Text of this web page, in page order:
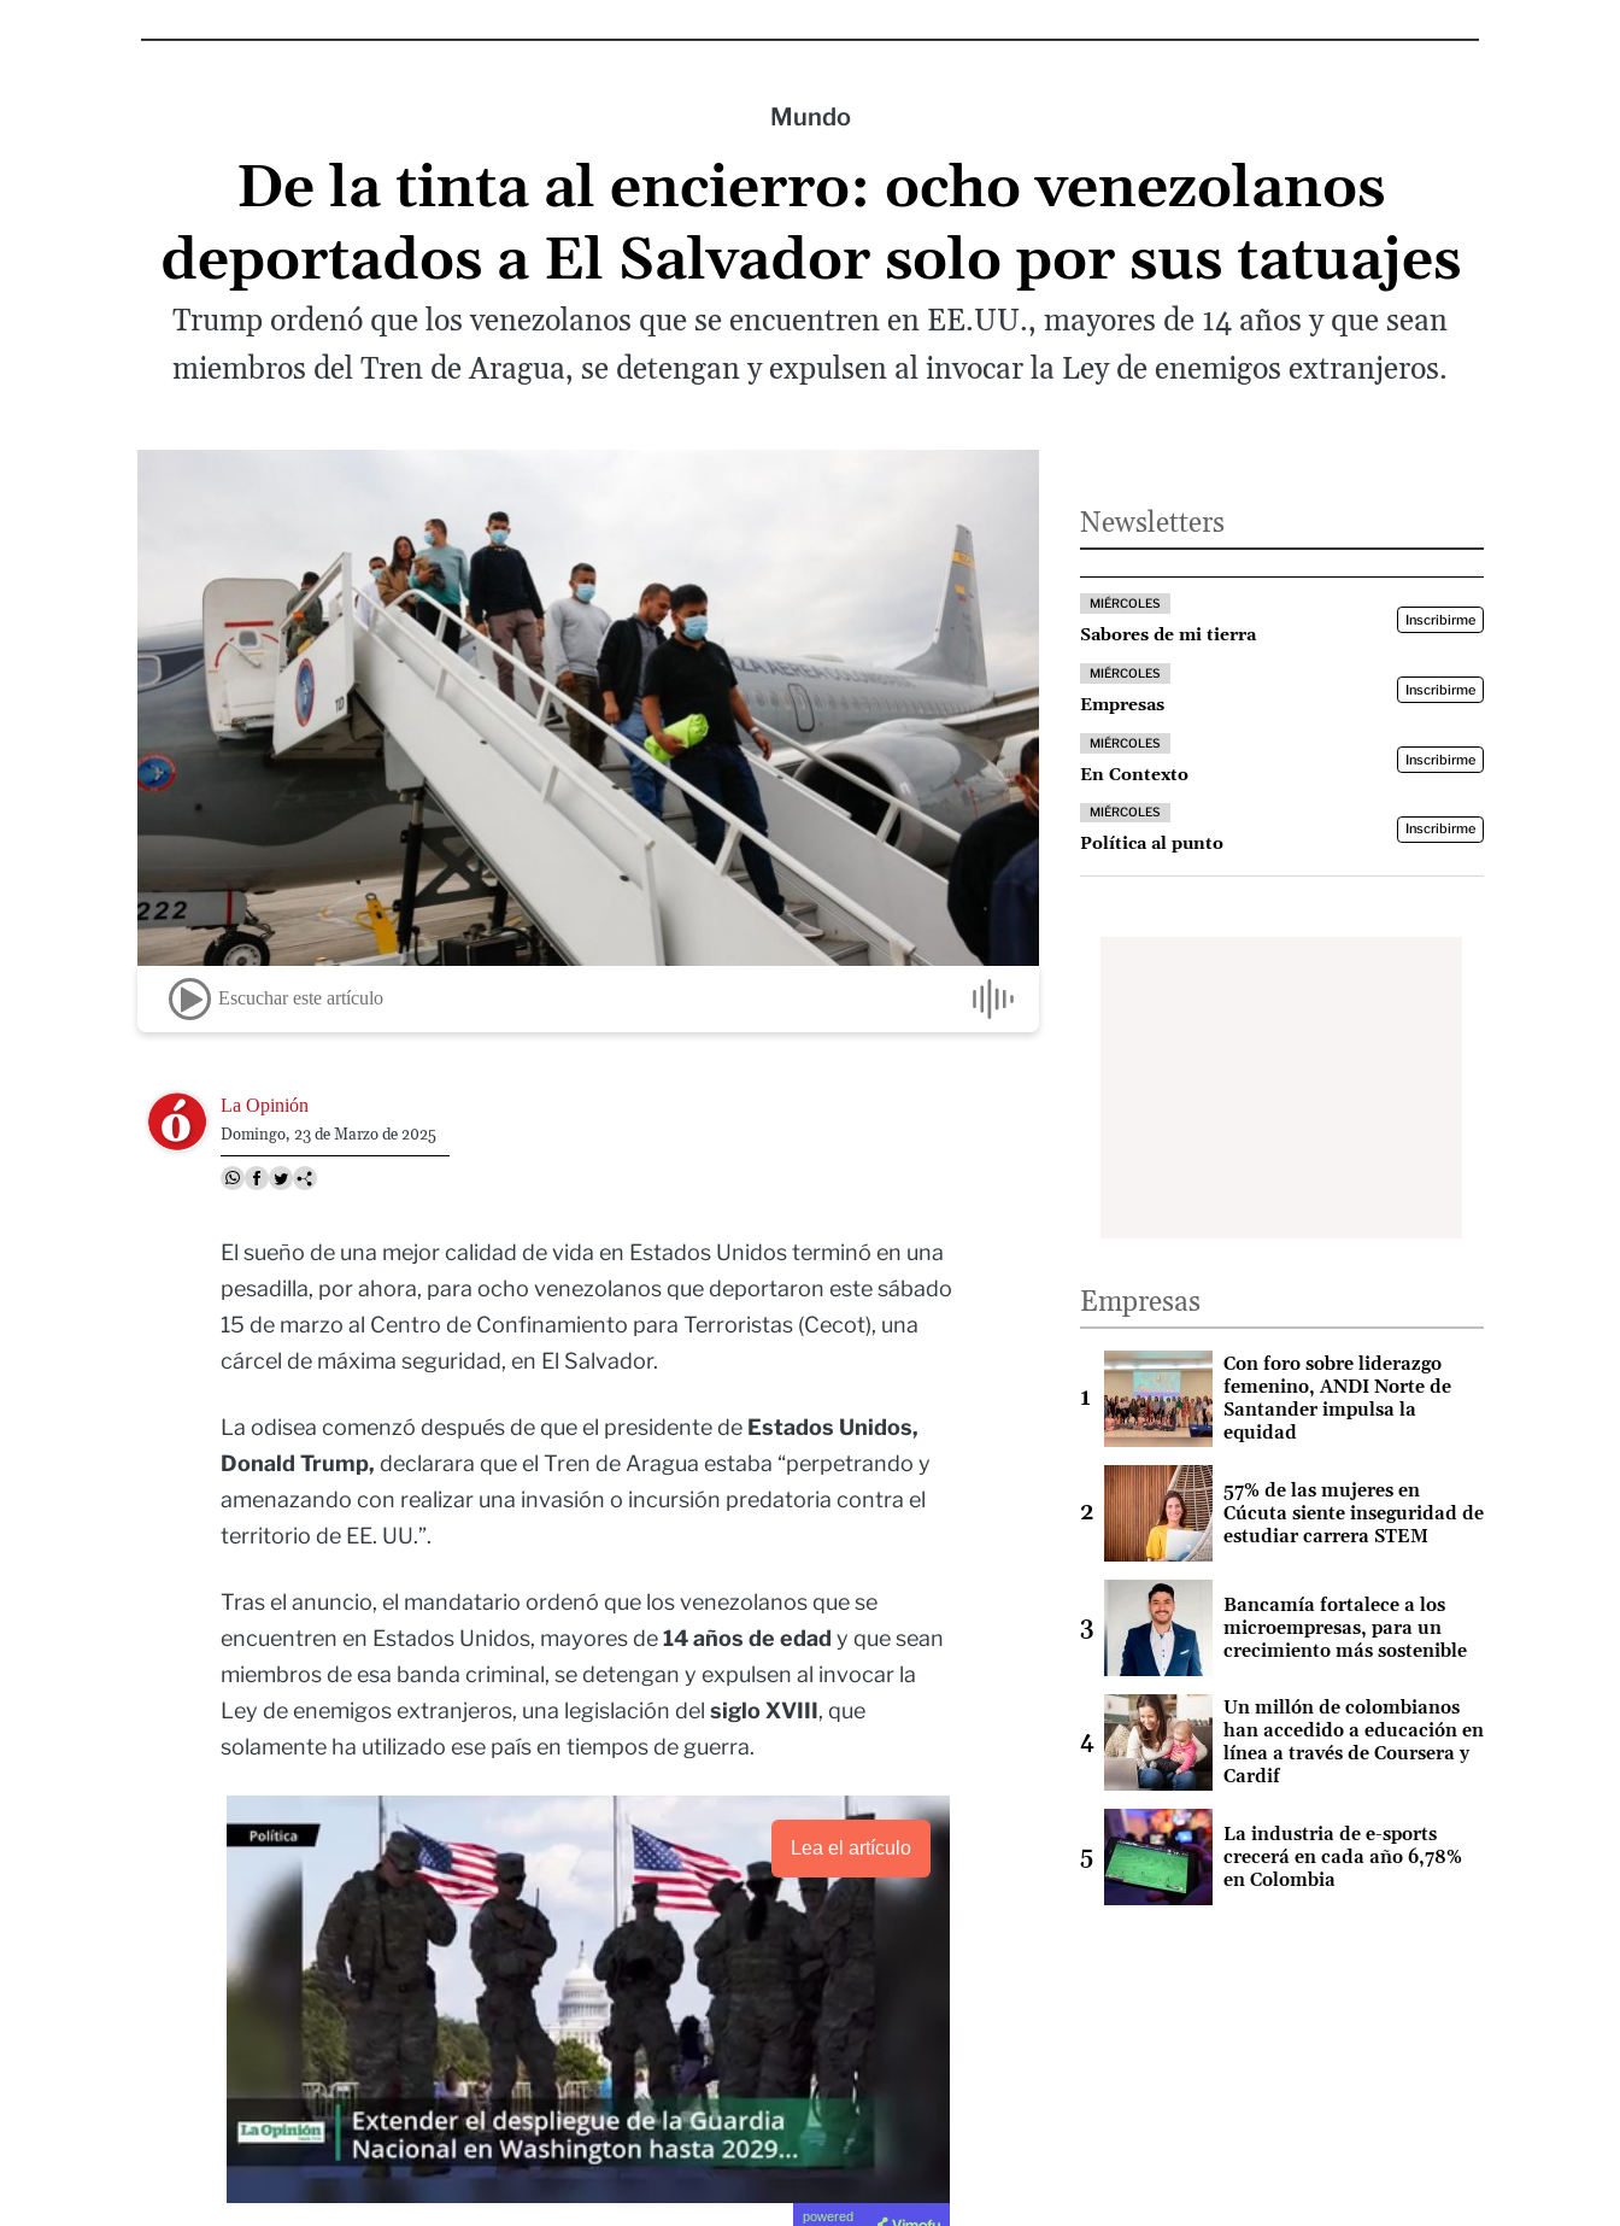
Mundo
De la tinta al encierro: ocho venezolanos
deportados a El Salvador solo por sus tatuajes
Trump ordenó que los venezolanos que se encuentren en EE.UU., mayores de 14 años y que sean
miembros del Tren de Aragua, se detengan y expulsen al invocar la Ley de enemigos extranjeros.
Escuchar este artículo
Image La Opinión
Domingo, 23 de Marzo de 2025
El sueño de una mejor calidad de vida en Estados Unidos terminó en una
pesadilla, por ahora, para ocho venezolanos que deportaron este sábado
15 de marzo al Centro de Confinamiento para Terroristas (Cecot), una
cárcel de máxima seguridad, en El Salvador.
La odisea comenzó después de que el presidente de Estados Unidos,
Donald Trump, declarara que el Tren de Aragua estaba “perpetrando y
amenazando con realizar una invasión o incursión predatoria contra el
territorio de EE. UU.”.
Tras el anuncio, el mandatario ordenó que los venezolanos que se
encuentren en Estados Unidos, mayores de14 años de edad y que sean
miembros de esa banda criminal, se detengan y expulsen al invocar la
Ley de enemigos extranjeros, una legislación del siglo XVIII, que
solamente ha utilizado ese país en tiempos de guerra.
Lea el artículo
powered
Newsletters
MIÉRCOLES
Sabores de mi tierra
Inscribirme
MIÉRCOLES
Empresas
Inscribirme
MIÉRCOLES
En Contexto
Inscribirme
MIÉRCOLES
Política al punto
Inscribirme
Empresas
Con foro sobre liderazgo
femenino, ANDI Norte de
Santander impulsa la
equidad
57% de las mujeres en
Cúcuta siente inseguridad de
estudiar carrera STEM
Bancamía fortalece a los
microempresas, para un
crecimiento más sostenible
Un millón de colombianos
han accedido a educación en
línea a través de Coursera y
Cardif
La industria de e-sports
crecerá en cada año 6,78%
en Colombia